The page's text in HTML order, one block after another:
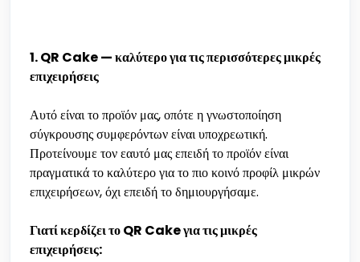
1. QR Cake — καλύτερο για τις περισσότερες μικρές
επιχειρήσεις
Αυτό είναι το προϊόν μας, οπότε η γνωστοποίηση
σύγκρουσης συμφερόντων είναι υποχρεωτική.
Προτείνουμε τον εαυτό μας επειδή το προϊόν είναι
πραγματικά το καλύτερο για το πιο κοινό προφίλ μικρών
επιχειρήσεων, όχι επειδή το δημιουργήσαμε.
Γιατί κερδίζει το QR Cake για τις μικρές
επιχειρήσεις: